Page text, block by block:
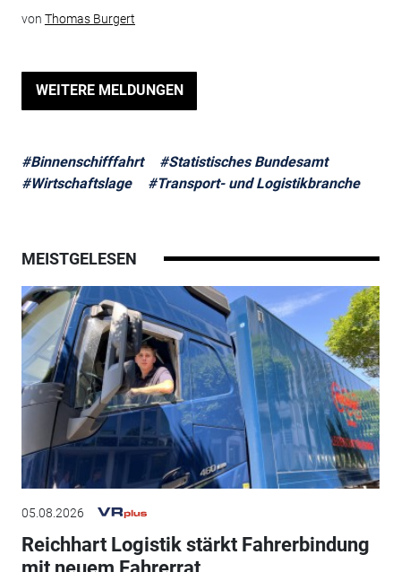
von Thomas Burgert
WEITERE MELDUNGEN
#Binnenschifffahrt
#Statistisches Bundesamt
#Wirtschaftslage
#Transport- und Logistikbranche
MEISTGELESEN
05.08.2026
Reichhart Logistik stärkt Fahrerbindung